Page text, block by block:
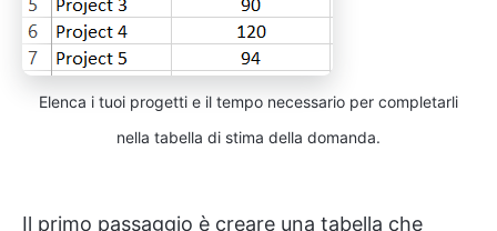
Elenca i tuoi progetti e il tempo necessario per completarli
nella tabella di stima della domanda.
Il primo passaggio è creare una tabella che